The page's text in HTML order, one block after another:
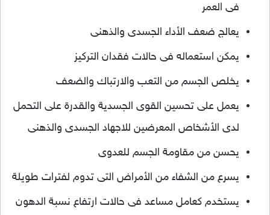
فى العمر
يعالج ضعف الأداء الجسدى والذهنى
يمكن استعماله فى حالات فقدان التركيز
يخلص الجسم من التعب والارتباك والضعف
يعمل على تحسين القوى الجسدية والقدرة على التحمل
لدى الأشخاص المعرضين للاجهاد الجسدى والذهنى
يحسن من مقاومة الجسم للعدوى
يسرع من الشفاء من الأمراض التى تدوم لفترات طويلة
يستخدم كعامل مساعد فى حالات ارتفاع نسبة الدهون